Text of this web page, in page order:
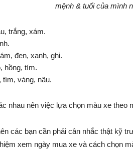
mệnh & tuổi của mình
trắng, xám.
đen, xanh, ghi.
hồng, tím.
tím, vàng, nâu.
nhau nên việc lựa chọn màu xe theo
các bạn cần phải cân nhắc thật kỹ
xem ngày mua xe và cách chọn